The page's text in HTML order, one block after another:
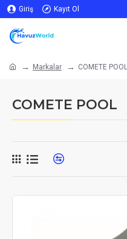
Giriş Kayıt Ol
Markalar COMETE POOL
COMETE POOL